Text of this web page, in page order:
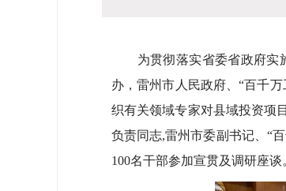
为贯彻落实省委省政府实施
办，雷州市人民政府、“百千
织有关领域专家对县域投资项
负责同志,雷州市委副书记、“
100名干部参加宣贯及调研座谈